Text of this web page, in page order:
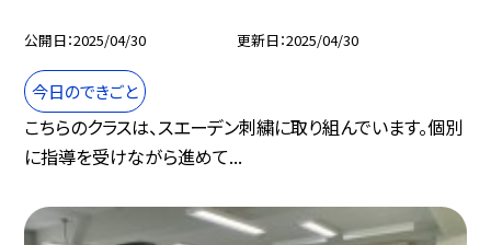
公開日 2025/04/30 更新日 2025/04/30
今日のできごと
こちらのクラスは、スエーデン刺繍に取り組んでいます。個別
に指導を受けながら進めて...